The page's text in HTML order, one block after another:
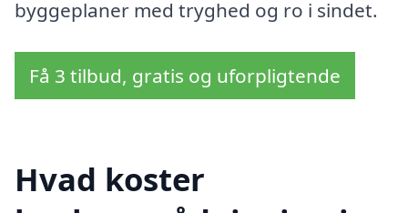
byggeplaner med tryghed og ro i sindet.
Få 3 tilbud, gratis og uforpligtende
Hvad koster